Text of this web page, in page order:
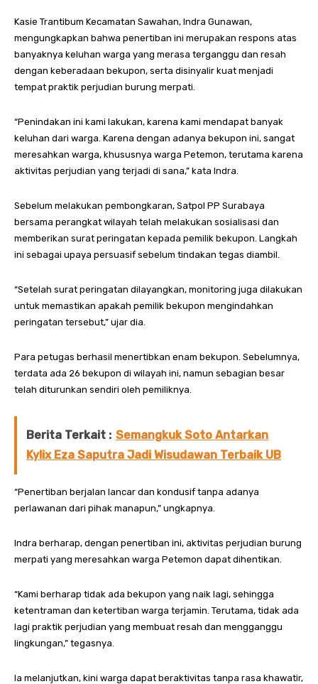
Kasie Trantibum Kecamatan Sawahan, Indra Gunawan,
mengungkapkan bahwa penertiban ini merupakan respons atas
banyaknya keluhan warga yang merasa terganggu dan resah
dengan keberadaan bekupon, serta disinyalir kuat menjadi
tempat praktik perjudian burung merpati.
“Penindakan ini kami lakukan, karena kami mendapat banyak
keluhan dari warga. Karena dengan adanya bekupon ini, sangat
meresahkan warga, khususnya warga Petemon, terutama karena
aktivitas perjudian yang terjadi di sana,” kata Indra.
Sebelum melakukan pembongkaran, Satpol PP Surabaya
bersama perangkat wilayah telah melakukan sosialisasi dan
memberikan surat peringatan kepada pemilik bekupon. Langkah
ini sebagai upaya persuasif sebelum tindakan tegas diambil.
“Setelah surat peringatan dilayangkan, monitoring juga dilakukan
untuk memastikan apakah pemilik bekupon mengindahkan
peringatan tersebut,” ujar dia.
Para petugas berhasil menertibkan enam bekupon. Sebelumnya,
terdata ada 26 bekupon di wilayah ini, namun sebagian besar
telah diturunkan sendiri oleh pemiliknya.
Berita Terkait : Semangkuk Soto Antarkan
Kylix Eza Saputra Jadi Wisudawan Terbaik UB
“Penertiban berjalan lancar dan kondusif tanpa adanya
perlawanan dari pihak manapun,” ungkapnya.
Indra berharap, dengan penertiban ini, aktivitas perjudian burung
merpati yang meresahkan warga Petemon dapat dihentikan.
“Kami berharap tidak ada bekupon yang naik lagi, sehingga
ketentraman dan ketertiban warga terjamin. Terutama, tidak ada
lagi praktik perjudian yang membuat resah dan mengganggu
lingkungan,” tegasnya.
Ia melanjutkan, kini warga dapat beraktivitas tanpa rasa khawatir,